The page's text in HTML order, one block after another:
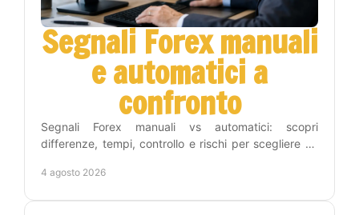
Segnali Forex manuali
e automatici a
confronto
Segnali Forex manuali vs automatici: scopri
differenze, tempi, controllo e rischi per scegliere un
4 agosto 2026